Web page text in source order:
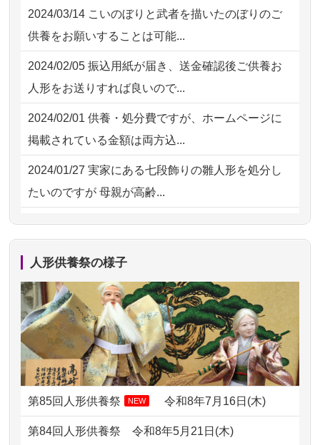
2026/07/30 17:02 神奈川の方からお申込み
2026/07/30 15:59 神奈川の方からお申込み
2026/07/18 大切にしていたお人形をきちんと供養
してくださ...
2026/07/15 子供の頃から可愛がってきた七段飾り
の雛人形で...
2026/07/15 お客様の声を読み、丁寧に供養してい
ただけそう...
2026/07/13 遠方からでもご依頼出来る点と申込ま
での方法が...
2026/07/10家から近かったので。
2026/07/08誰も住んでいない実家の片付けを始め
ました。 ...
2026/07/069年間自由が丘店を見守ってくれてあり
がとう。
2026/07/05しっかりとお人形たちの供養をしてい
ただけると...
2024/03/14 こいのぼりと武者を描いたのぼりのご
供養をお願いすることは可能...
2024/02/05 振込用紙が届き、送金確認後ご供養お
人形をお送りすれば良いので...
2024/02/01 供養・処分費ですが、ホームページに
掲載されている金額は両方込...
2024/01/27 実家にある七段飾りの雛人形を処分し
たいのですが 母親が高齢...
2024/01/13剥製の供養・処分をお願いできます
ですが？
2024/01/13お雛様のセットを供養・処分したいの
ですが、お雛様とお内裏様だ...
2024/01/13供養申込みの後、供養祭までお人形は
どうなってるのですか？
2024/01/13会社のようですが、きちんと供養して
人形供養祭の様子
第85回人形供養祭 NEW 令和8年7月16日(木)
第84回人形供養祭令和8年5月21日(木)